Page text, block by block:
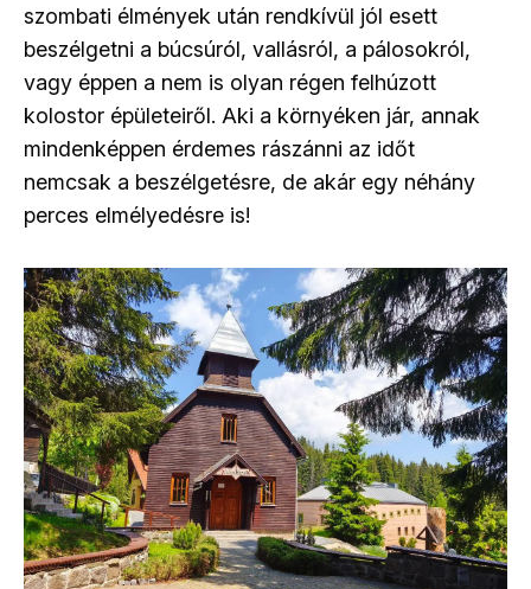
szombati élmények után rendkívül jól esett
beszélgetni a búcsúról, vallásról, a pálosokról,
vagy éppen a nem is olyan régen felhúzott
kolostor épületeiről. Aki a környéken jár, annak
mindenképpen érdemes rászánni az időt
nemcsak a beszélgetésre, de akár egy néhány
perces elmélyedésre is!